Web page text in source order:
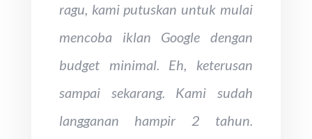
ragu, kami putuskan untuk mulai
mencoba iklan Google dengan
budget minimal. Eh, keterusan
sampai sekarang. Kami sudah
langganan hampir 2 tahun.